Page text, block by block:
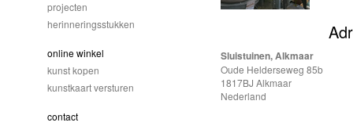
Sluistuinen, Alkmaar
Oude Helderseweg 85b
1817BJ Alkmaar
Nederland
projecten
herinneringsstukken
online winkel
kunst kopen
kunstkaart versturen
contact